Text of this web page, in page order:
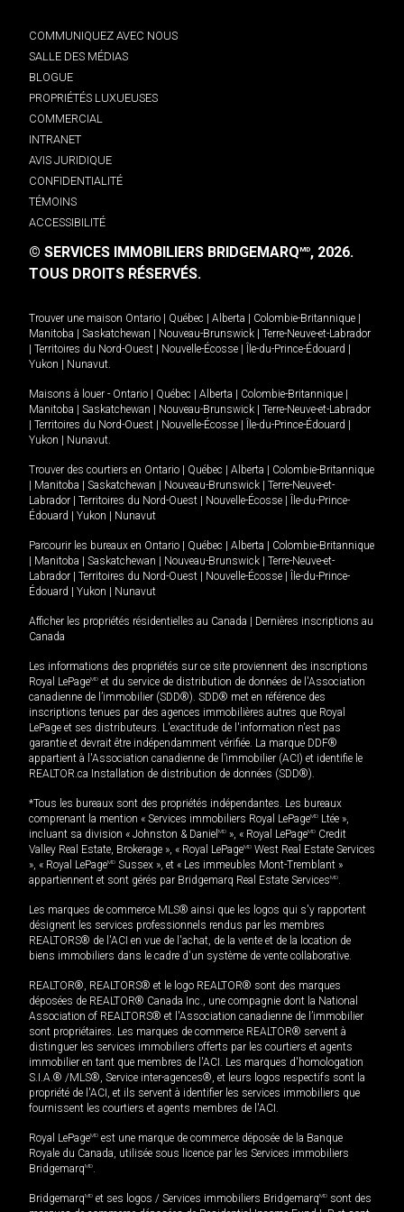
COMMUNIQUEZ AVEC NOUS
SALLE DES MÉDIAS
BLOGUE
PROPRIÉTÉS LUXUEUSES
COMMERCIAL
INTRANET
AVIS JURIDIQUE
CONFIDENTIALITÉ
TÉMOINS
ACCESSIBILITÉ
© SERVICES IMMOBILIERS BRIDGEMARQMD, 2026.
TOUS DROITS RÉSERVÉS.
Trouver une maison Ontario Québec Alberta Colombie-Britannique
Manitoba
Saskatchewan Nouveau-Brunswick
Terre-Neuve-et-Labrador
Territoires du Nord-Ouest Nouvelle-Écosse Île-du-Prince-Édouard
Yukon
Nunavut.
Maisons à louer - Ontario Québec Alberta Colombie-Britannique
Manitoba
Saskatchewan Nouveau-Brunswick
Terre-Neuve-et-Labrador
Territoires du Nord-Ouest Nouvelle-Écosse Île-du-Prince-Édouard
Yukon
Nunavut.
Trouver des courtiers en Ontario Québec Alberta
Colombie-Britannique
Manitoba Saskatchewan Nouveau-Brunswick
Terre-Neuve-et-
Labrador
Territoires du Nord-Ouest Nouvelle-Écosse
Île-du-Prince-
Édouard
Yukon Nunavut
Parcourir les bureaux en Ontario Québec Alberta
Colombie-Britannique
Manitoba Saskatchewan Nouveau-Brunswick
Terre-Neuve-et-
Labrador
Territoires du Nord-Ouest Nouvelle-Écosse
Île-du-Prince-
Édouard
Yukon Nunavut
Afficher les propriétés résidentielles au Canada
Dernières inscriptions au
Canada
Les informations des propriétés sur ce site proviennent des inscriptions
Royal LePageMD et du service de distribution de données de l'Association
canadienne de l’immobilier (SDD®). SDD® met en référence des
inscriptions tenues par des agences immobilières autres que Royal
LePage et ses distributeurs. L'exactitude de l'information n'est pas
garantie et devrait être indépendamment vérifiée. La marque DDF®
appartient à l'Association canadienne de l’immobilier (ACI) et identifie le
REALTOR.ca Installation de distribution de données (SDD®).
*Tous les bureaux sont des propriétés indépendantes. Les bureaux
comprenant la mention « Services immobiliers Royal LePageMD Ltée »,
incluant sa division « Johnston & Daniel MD », « Royal LePageMD Credit
Valley Real Estate, Brokerage », « Royal LePageMD West Real Estate Services
», « Royal LePageMD Sussex », et « Les immeubles Mont-Tremblant »
appartiennent et sont gérés par Bridgemarq Real Estate ServicesMD.
Les marques de commerce MLS® ainsi que les logos qui s'y rapportent
désignent les services professionnels rendus par les membres
REALTORS® de l'ACI en vue de l'achat, de la vente et de la location de
biens immobiliers dans le cadre d'un système de vente collaborative.
REALTOR®, REALTORS® et le logo REALTOR® sont des marques
déposées de REALTOR® Canada Inc., une compagnie dont la National
Association of REALTORS® et l'Association canadienne de l’immobilier
sont propriétaires. Les marques de commerce REALTOR® servent à
distinguer les services immobiliers offerts par les courtiers et agents
immobilier en tant que membres de l'ACI. Les marques d'homologation
S.I.A.® /MLS®, Service inter-agences®, et leurs logos respectifs sont la
propriété de l'ACI, et ils servent à identifier les services immobiliers que
fournissent les courtiers et agents membres de l'ACI.
Royal LePageMD est une marque de commerce déposée de la Banque
Royale du Canada, utilisée sous licence par les Services immobiliers
BridgemarqMD.
BridgemarqMD et ses logos / Services immobiliers BridgemarqMD sont des